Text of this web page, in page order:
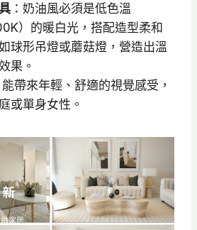
：奶油風必須是低色溫
）的暖白光，搭配造型柔和
如球形吊燈或蘑菇燈，營造出溫
果。
能帶來年輕、舒適的視覺感受，
或單身女性。